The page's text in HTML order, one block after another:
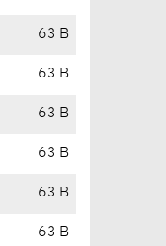
63 B
63 B
63 B
63 B
63 B
63 B